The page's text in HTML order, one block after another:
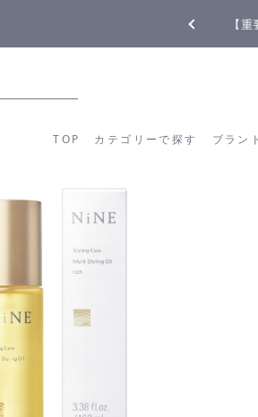
【重
TOP カテゴリーで探す ブラン
カテゴリーから探す ブ